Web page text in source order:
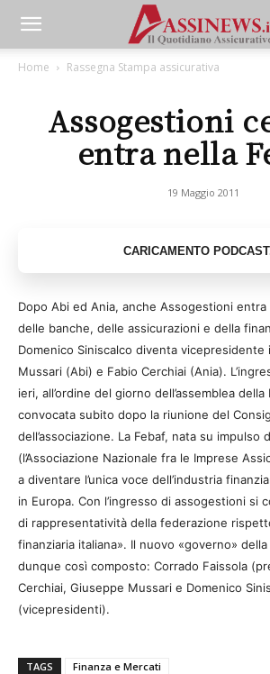
Home Rassegna Stampa assicurativa
Assogestioni
entra nella
19 Maggio 2011
Dopo Abi ed Ania, anche Assogestioni entra
delle banche, delle assicurazioni e della
Domenico Siniscalco diventa vicepresidente
Mussari (Abi) e Fabio Cerchiai (Ania).
ieri, all’ordine del giorno dell’assemblea della
convocata subito dopo la riunione del
dell’associazione. La Febaf, nata su impulso
(l’Associazione Nazionale fra le Imprese
a diventare l’unica voce dell’industria
in Europa. Con l’ingresso di assogestioni si
di rappresentatività della federazione
finanziaria italiana». Il nuovo «governo»
dunque così composto: Corrado Faissola
Cerchiai, Giuseppe Mussari e Domenico
(vicepresidenti).
TAGS Finanza e Mercati